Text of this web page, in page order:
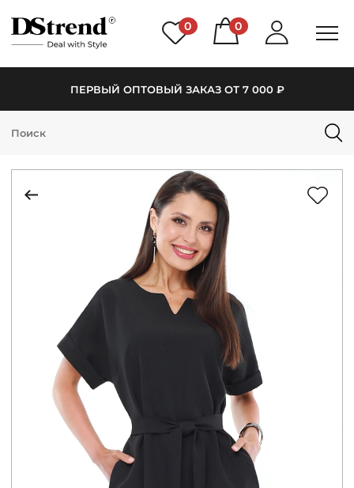
0 0
ПЕРВЫЙ ОПТОВЫЙ ЗАКАЗ ОТ 7 000 ₽
КАТАЛОГ
НОВИНКИ
РАСПРОДАЖА
АКЦИИ
КОНТАКТЫ
ЖУРНАЛ